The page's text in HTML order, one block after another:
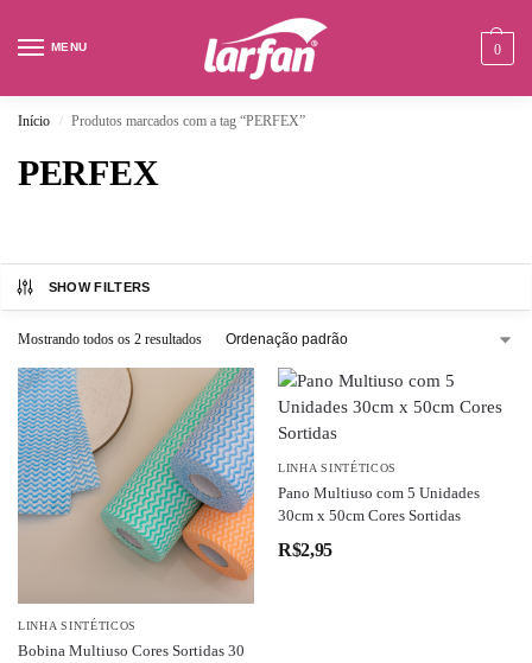
MENU 0
Início / Produtos marcados com a tag “PERFEX”
PERFEX
SHOW FILTERS
Mostrando todos os 2 resultados
LINHA SINTÉTICOS
Bobina Multiuso Cores Sortidas 30
LINHA SINTÉTICOS
Pano Multiuso com 5 Unidades
30cm x 50cm Cores Sortidas
R$2,95